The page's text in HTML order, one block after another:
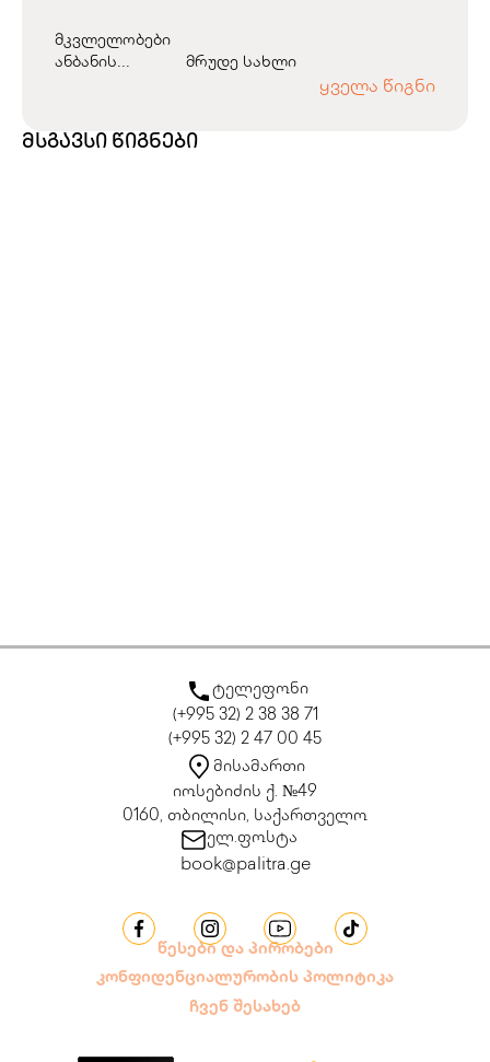
მკვლელობები
ანბანის...
მრუდე სახლი
ყველა წიგნი
მსგავსი წიგნები
ტელეფონი
(+995 32) 2 38 38 71
(+995 32) 2 47 00 45
მისამართი
იოსებიძის ქ. №49
0160, თბილისი, საქართველო
ელ.ფოსტა
book@palitra.ge
წესები და პირობები
კონფიდენციალურობის პოლიტიკა
ჩვენ შესახებ